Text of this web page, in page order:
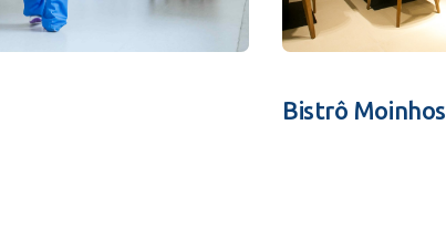
Bistrô Moinhos